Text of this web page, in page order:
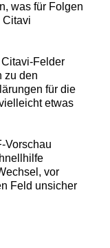
was für Folgen
Citavi
Felder
zu den
für die
etwas
Vorschau
vor
Feld unsicher